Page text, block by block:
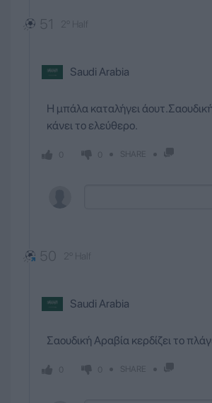
51 2º Half
Saudi Arabia
Η μπάλα καταλήγει
κάνει το ελεύθερο.
SHARE
50 2º Half
Saudi Arabia
Σαουδική Αραβία κερδίζει το
SHARE